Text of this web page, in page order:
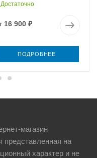
Достаточно
16 900 ₽
ПОДРОБНЕЕ
магазин
представленная на
характер и не